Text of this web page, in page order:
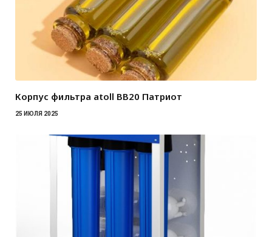
Корпус фильтра atoll BB20 Патриот
25 ИЮЛЯ 2025